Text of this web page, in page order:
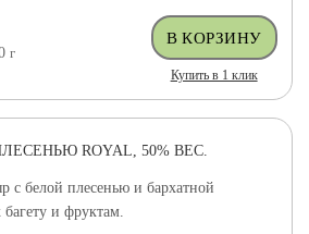
г
Купить в 1 клик
ROYAL, 50% ВЕС.
с белой плесенью и бархатной
и фруктам.